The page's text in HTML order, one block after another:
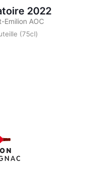
2022
Emilion AOC
(75cl)